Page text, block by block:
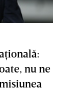
nu ne